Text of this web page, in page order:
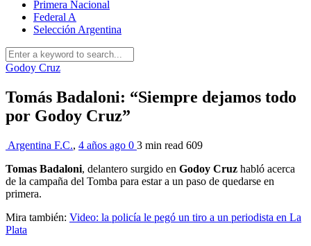
Primera Nacional
Federal A
Selección Argentina
Godoy Cruz
Tomás Badaloni: “Siempre dejamos todo
por Godoy Cruz”
Argentina F.C., 4 años ago 0 3 min read 609
Tomas Badaloni, delantero surgido en Godoy Cruz habló acerca
de la campaña del Tomba para estar a un paso de quedarse en
primera.
Mira también: Video: la policía le pegó un tiro a un periodista en La
Plata